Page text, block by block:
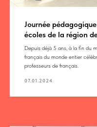
Journée
écoles de la région
Depuis déjà 5 ans, à la fin du
français du monde entier
professeurs de français.
07.01.2024